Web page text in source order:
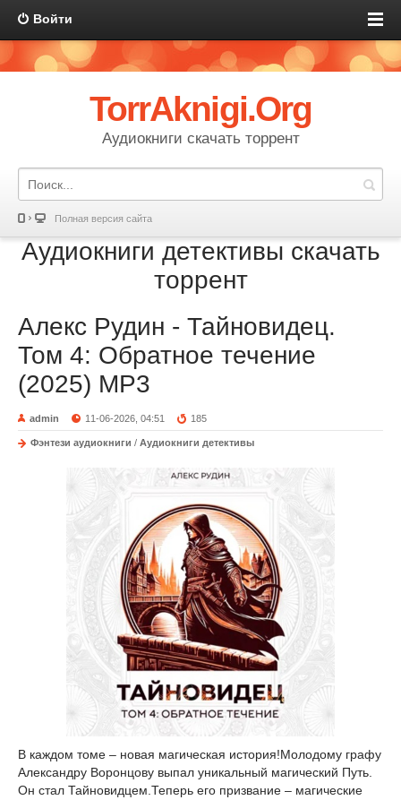
Войти
TorrAknigi.Org
Аудиокниги скачать торрент
Полная версия сайта
Аудиокниги детективы скачать
торрент
Алекс Рудин - Тайновидец.
Том 4: Обратное течение
(2025) МР3
admin 11-06-2026, 04:51 185
Фэнтези аудиокниги / Аудиокниги детективы
В каждом томе – новая магическая история!Молодому графу
Александру Воронцову выпал уникальный магический Путь.
Он стал Тайновидцем.Теперь его призвание – магические